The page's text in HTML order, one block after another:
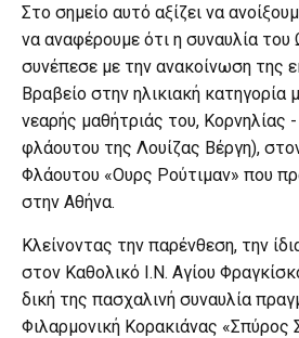
Στο σημείο αυτό αξίζει να
να αναφέρουμε ότι η συναυλία του
συνέπεσε με την ανακοίνωση της
Βραβείο στην ηλικιακή κατηγορία
νεαρής μαθήτριάς του, Κορνηλίας
φλάουτου της Λουίζας Βέργη),
Φλάουτου «Ουρς Ρούτιμαν» που
στην Αθήνα.
Κλείνοντας την παρένθεση, την
στον Καθολικό Ι.Ν. Αγίου
δική της πασχαλινή συναυλία
Φιλαρμονική Κορακιάνας «Σπύρος